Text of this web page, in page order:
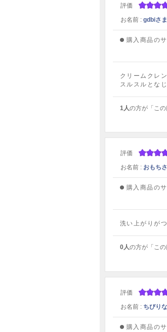
評価
お名前 : gdbiさ
購入商品のサ
クリームクレ
スルスルとな
1人の方が「この
評価
お名前 : おもち
購入商品のサ
洗い上がりが
0人の方が「この
評価
お名前 : ちびり
購入商品のサ